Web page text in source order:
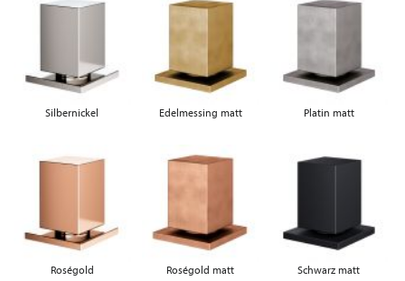
Silbernickel Edelmessing matt Platin matt
Roségold Roségold matt Schwarz matt